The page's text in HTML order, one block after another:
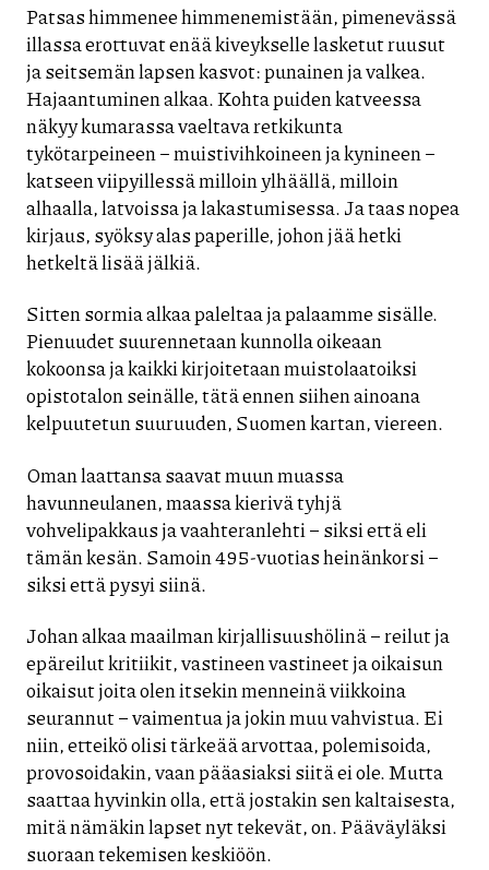
Patsas himmenee himmenemistään, pimenevässä
illassa erottuvat enää kiveykselle lasketut ruusut
ja seitsemän lapsen kasvot: punainen ja valkea.
Hajaantuminen alkaa. Kohta puiden katveessa
näkyy kumarassa vaeltava retkikunta
tykötarpeineen – muistivihkoineen ja kynineen –
katseen viipyillessä milloin ylhäällä, milloin
alhaalla, latvoissa ja lakastumisessa. Ja taas nopea
kirjaus, syöksy alas paperille, johon jää hetki
hetkeltä lisää jälkiä.
Sitten sormia alkaa paleltaa ja palaamme sisälle.
Pienuudet suurennetaan kunnolla oikeaan
kokoonsa ja kaikki kirjoitetaan muistolaatoiksi
opistotalon seinälle, tätä ennen siihen ainoana
kelpuutetun suuruuden, Suomen kartan, viereen.
Oman laattansa saavat muun muassa
havunneulanen, maassa kierivä tyhjä
vohvelipakkaus ja vaahteranlehti – siksi että eli
tämän kesän. Samoin 495-vuotias heinänkorsi –
siksi että pysyi siinä.
Johan alkaa maailman kirjallisuushölinä – reilut ja
epäreilut kritiikit, vastineen vastineet ja oikaisun
oikaisut joita olen itsekin menneinä viikkoina
seurannut – vaimentua ja jokin muu vahvistua. Ei
niin, etteikö olisi tärkeää arvottaa, polemisoida,
provosoidakin, vaan pääasiaksi siitä ei ole. Mutta
saattaa hyvinkin olla, että jostakin sen kaltaisesta,
mitä nämäkin lapset nyt tekevät, on. Pääväyläksi
suoraan tekemisen keskiöön.